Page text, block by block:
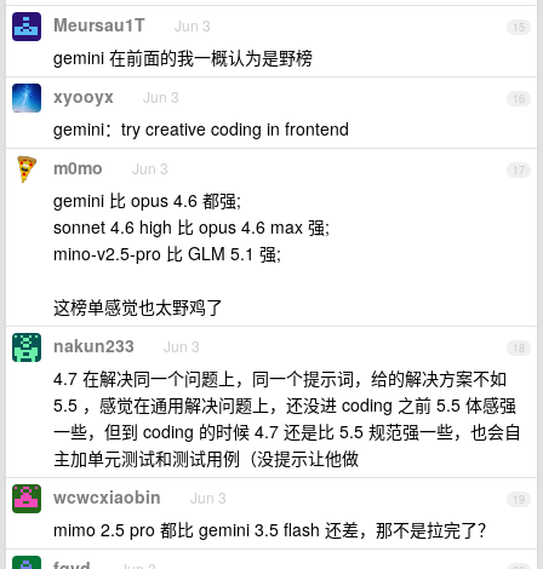
15
Meursau1T Jun 3
gemini 在前面的我一概认为是野榜
16
xyooyx Jun 3
gemini：try creative coding in frontend
17
m0mo Jun 3
gemini 比 opus 4.6 都强;
sonnet 4.6 high 比 opus 4.6 max 强;
mino-v2.5-pro 比 GLM 5.1 强;
这榜单感觉也太野鸡了
18
nakun233 Jun 3
4.7 在解决同一个问题上，同一个提示词，给的解决方案不如
5.5 ，感觉在通用解决问题上，还没进 coding 之前 5.5 体感强
一些，但到 coding 的时候 4.7 还是比 5.5 规范强一些，也会自
主加单元测试和测试用例（没提示让他做
19
wcwcxiaobin Jun 3
mimo 2.5 pro 都比 gemini 3.5 flash 还差，那不是拉完了？